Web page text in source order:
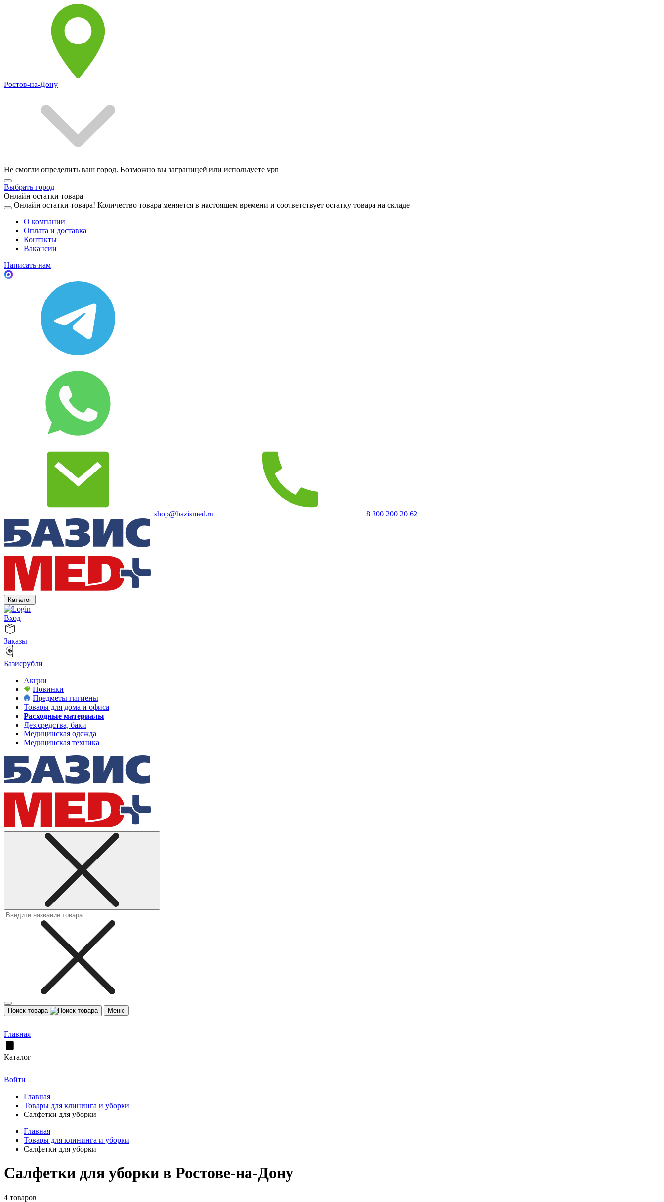
Ростов-на-Дону
Не смогли определить ваш город. Возможно вы заграницей или используете vpn
Выбрать город
Онлайн остатки товара
Онлайн остатки товара! Количество товара меняется в настоящем времени и соответствует остатку товара на складе
О компании
Оплата и доставка
Контакты
Вакансии
Написать нам
shop@bazismed.ru 8 800 200 20 62
Каталог
Вход
Заказы
Базисрубли
Акции
Новинки
Предметы гигиены
Товары для дома и офиса
Расходные материалы
Дез.средства, баки
Медицинская одежда
Медицинская техника
Поиск товара Меню
Главная
Каталог
Войти
Главная
Товары для клининга и уборки
Салфетки для уборки
Главная
Товары для клининга и уборки
Салфетки для уборки
Салфетки для уборки в Ростове-на-Дону
4 товаров